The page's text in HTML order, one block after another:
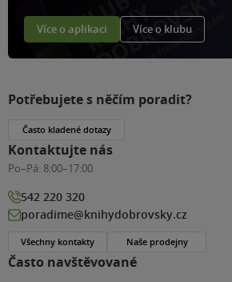
Více o aplikaci Více o klubu
Často navštěvované
Potřebujete s něčím poradit?
Často kladené dotazy
Kontaktujte nás
Po–Pá: 8:00–17:00
542 220 320
poradime@knihydobrovsky.cz
Všechny kontakty Naše prodejny